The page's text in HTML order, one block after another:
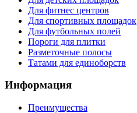
Для фитнес центров
Для спортивных площадок
Для футбольных полей
Пороги для плитки
Разметочные полосы
Татами для единоборств
Информация
Преимущества